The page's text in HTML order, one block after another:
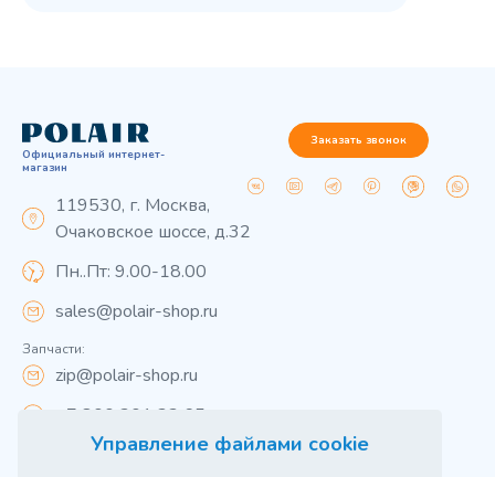
Управление файлами cookie
Официальный интернет-
магазин
119530, г. Москва,
Очаковское шоссе, д.32
Пн..Пт: 9.00-18.00
sales@polair-shop.ru
Запчасти:
zip@polair-shop.ru
+7 800 301 33 65
Заказать звонок